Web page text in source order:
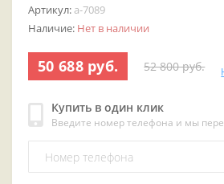
Артикул: a-7089
Наличие: Нет в наличии
50 688 руб. 52 800 руб.
Купить в один клик
Введите номер телефона и мы